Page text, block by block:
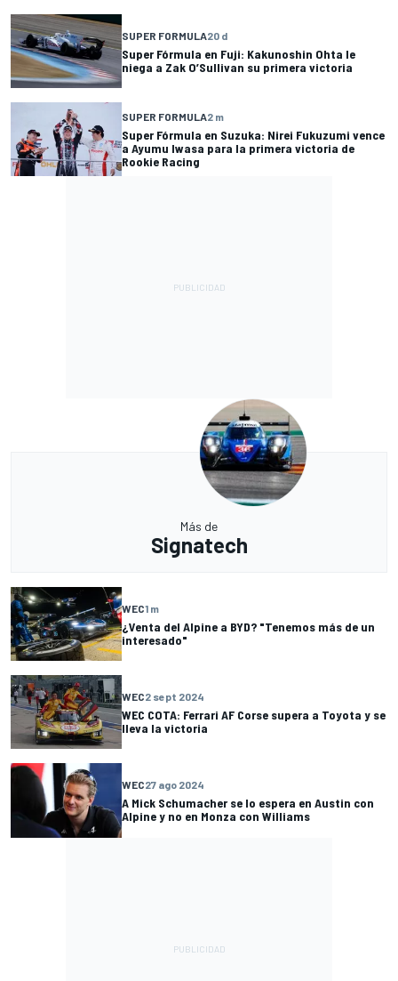
SUPER FORMULA20 d
Super Fórmula en Fuji: Kakunoshin Ohta le
niega a Zak O’Sullivan su primera victoria
SUPER FORMULA2 m
Super Fórmula en Suzuka: Nirei Fukuzumi vence
a Ayumu Iwasa para la primera victoria de
Rookie Racing
Más de
Signatech
WEC1 m
¿Venta del Alpine a BYD? "Tenemos más de un
interesado"
WEC2 sept 2024
WEC COTA: Ferrari AF Corse supera a Toyota y se
lleva la victoria
WEC27 ago 2024
A Mick Schumacher se lo espera en Austin con
Alpine y no en Monza con Williams